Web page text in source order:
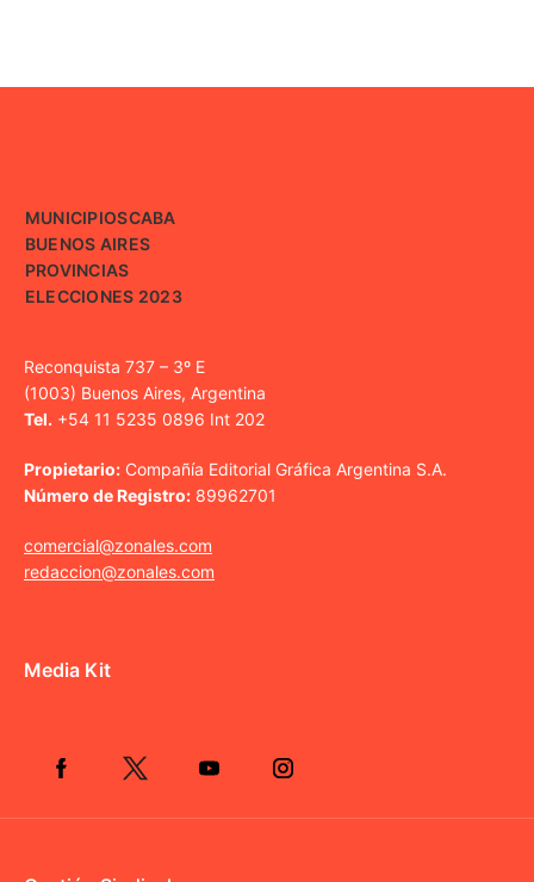
MUNICIPIOSCABA
BUENOS AIRES
PROVINCIAS
ELECCIONES 2023
Reconquista 737 – 3º E
(1003) Buenos Aires, Argentina
Tel. +54 11 5235 0896 Int 202
Propietario: Compañía Editorial Gráfica Argentina S.A.
Número de Registro: 89962701
comercial@zonales.com
redaccion@zonales.com
Media Kit